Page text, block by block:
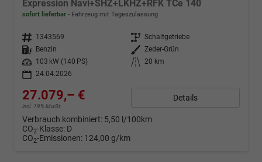
Expression Navi+SHZ+LKHZ+RFK TCe 140
sofort lieferbar Fahrzeug mit Tageszulassung
Fahrzeugnr. 1343569 Getriebe Schaltgetriebe
Kraftstoff
Benzin Außenfarbe Zeder-Grün
Leistung
103 kW (140 PS) Kilometerstand
20 km
24.04.2026
27.079,– €
incl. 19% MwSt.
Details
Verbrauch kombiniert: 5,50 l/100km
CO2-Klasse: D
CO2-Emissionen: 124,00 g/km